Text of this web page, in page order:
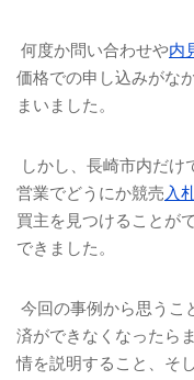
何度か問い合わせや内
価格での申し込みがな
まいました。
しかし、長崎市内だ
営業でどうにか競売 入
買主を見つけることが
できました。
今回の事例から思うこ
済ができなくなったら
情を説明すること、そ